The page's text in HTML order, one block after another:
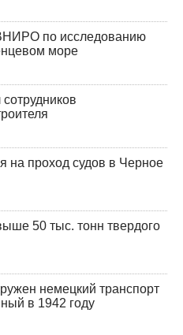
по исследованию
море
на проход судов в Черное
50 тыс. тонн твердого
немецкий транспорт
в 1942 году